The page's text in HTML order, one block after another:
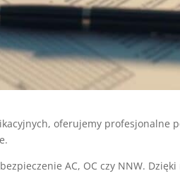
oferujemy profesjonalne
AC, OC czy NNW.